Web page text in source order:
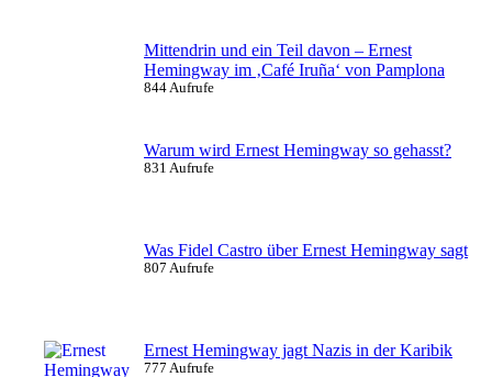
Mittendrin und ein Teil davon – Ernest
Hemingway im ‚Café Iruña‘ von Pamplona
844 Aufrufe
Warum wird Ernest Hemingway so gehasst?
831 Aufrufe
Was Fidel Castro über Ernest Hemingway sagt
807 Aufrufe
Ernest Hemingway jagt Nazis in der Karibik
777 Aufrufe